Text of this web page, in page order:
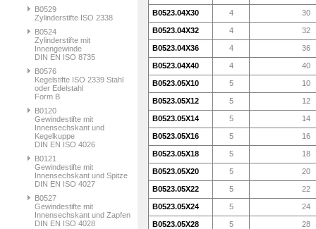
B0529
Zylinderstifte ISO 2338
B0524
Zylinderstifte mit
Innengewinde
DIN EN ISO 8735
B0576
Kegelstifte ISO 2339 Stahl
oder Edelstahl
Form B
B0120
Gewindestifte mit
Innensechskant und
Kegelkuppe
DIN EN ISO 4026
B0121
Gewindestifte mit
Innensechskant und Spitze
DIN EN ISO 4027
B0527
Gewindestifte mit
Innensechskant und Zapfen
DIN EN ISO 4028
B0523.04X30 4 30
B0523.04X32 4 32
B0523.04X36 4 36
B0523.04X40 4 40
B0523.05X10 5 10
B0523.05X12 5 12
B0523.05X14 5 14
B0523.05X16 5 16
B0523.05X18 5 18
B0523.05X20 5 20
B0523.05X22 5 22
B0523.05X24 5 24
B0523.05X28 5 28